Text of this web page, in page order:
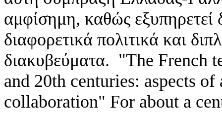
αμφίσημη, καθώς εξυπηρετεί
διαφορετικά πολιτικά και
διακυβεύματα. "The French
and 20th centuries: aspects
collaboration" For about a